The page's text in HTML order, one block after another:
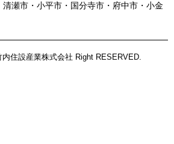
瀬市・小平市・国分寺市・府中市・小金
住設産業株式会社 Right RESERVED.